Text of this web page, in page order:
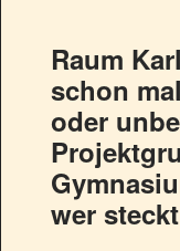
Raum
schon
oder
wer